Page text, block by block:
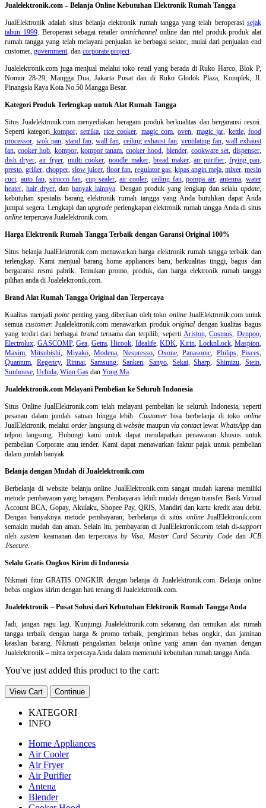
Jualelektronik.com – Belanja Online Kebutuhan Elektronik Rumah Tangga
JualElektronik adalah situs belanja elektronik rumah tanggayang telah beroperasisejak
tahun 1999. Beroperasi sebagai retaileromnichannel online dan ritel produk-produk alat
rumah tangga yang telah melayani penjualan ke berbagai sektor, mulai dari penjualan end
customer, government, dan corporate project.
Jualelektronik.com juga menjual melalui toko retail yang berada di Ruko Harco, Blok P,
Nomor 28-29, Mangga Dua, Jakarta Pusat dan di Ruko Glodok Plaza, Komplek, Jl.
Pinangsia Raya Kota No.50 Mangga Besar.
Kategori Produk Terlengkap untuk Alat Rumah Tangga
Situs Jualelektronik.com menyediakan beragam produk berkualitas dan bergaransi resmi.
Seperti kategori kompor,setrika, rice cooker, magic com,oven, magic jar, kettle,food
processor,wok pan,stand fan,wall fan, ceiling exhaust fan, ventilating fan, wall exhaust
fan,cooker hob, kompor, kompor tanam,cooker hood, blender, cookware set,dispenser,
dish dryer,air fryer,multi cooker,noodle maker, bread maker, air purifier, frying pan,
presto,griller,chopper,slow juicer,floor fan, regulator gas, kipas angin meja, mixer,mesin
cuci, auto fan, sirocco fan,cup sealer,air cooler, ceiling fan,pompa air,antenna,water
heater, hair dryer, dan banyak lainnya. Dengan produk yang lengkap dan selalu update,
kebutuhan spesialis barang elektronik rumah tangga yang Anda butuhkan dapat Anda
jumpai segera. Lengkapi danupgrade perlengkapan elektronik rumah tangga Anda di situs
online terpercaya Jualelektronik.com.
Harga Elektronik Rumah Tangga Terbaik dengan Garansi Original 100%
Situs belanjaJualElektronik.com menawarkan harga elektronik rumah tangga terbaik dan
terlengkap. Kami menjual barang home appliances baru, berkualitas tinggi, bagus dan
bergaransi resmi pabrik. Temukan promo, produk, dan harga elektronik rumah tangga
pilihan anda di Jualelektronik.com.
Brand Alat Rumah Tangga Original dan Terpercaya
Kualitas menjadipointpenting yang diberikan oleh toko onlineJualElektronik.com untuk
semua customer. Jualelektronik.com menawarkan produkoriginal dengan kualitas bagus
yang terdiri dari berbagai brandternama dan terpilih, seperti Ariston,Cosmos,Denpoo,
Electrolux, GASCOMP,Gea, Getra,Hicook, Idealife,KDK, Kirin, LocknLock,Maspion,
Maxim,Mitsubishi, Miyako,Modena, Nespresso, Oxone,Panasonic, Philips, Pisces,
Quantum, Regency, Rinnai,Samsung,Sanken, Sanyo, Sekai,Sharp,Shimizu,Stein,
Sunhouse, Uchida, Winn Gas dan Yong Ma.
Jualelektronik.com Melayani Pembelian ke Seluruh Indonesia
Situs Online JualElektronik.com telah melayani pembelian ke seluruh Indonesia, seperti
pesanan dalam jumlah satuan hingga lebih. Customerbisa berbelanja di tokoonline
JualElektronik, melalui orderlangsung diwebsite maupun via contactlewat WhatsAppdan
telpon langsung. Hubungi kami untuk dapat mendapatkan penawaran khusus untuk
pembelian Corporate atau tender. Kami dapat menawarkan faktur pajak untuk pembelian
dalam jumlah banyak
Belanja dengan Mudah di Jualelektronik.com
Berbelanja diwebsite belanja online JualElektronik.com sangat mudah karena memiliki
metode pembayaran yang beragam. Pembayaran lebih mudah dengan transfer Bank Virtual
Account BCA, Gopay, Akulaku, Shopee Pay, QRIS, Mandiri dan kartu kredit atau debit.
Dengan banyaknya metode pembayaran, berbelanja di situs onlineJualElektronik.com
semakin mudah dan aman. Selain itu, pembayaran di JualElektronik.com telah di-support
olehsystem keamanan dan terpercayaby Visa, Master Card Security Codedan JCB
J/secure.
Selalu Gratis Ongkos Kirim di Indonesia
Nikmati fitur GRATIS ONGKIR dengan belanja di Jualelektronik.com. Belanja online
bebas ongkos kirim dengan hati tenang di Jualelektronik.com.
Jualelektronik – Pusat Solusi dari Kebutuhan Elektronik Rumah Tangga Anda
Jadi, jangan ragu lagi. Kunjungi Jualelektronik.com sekarang dan temukan alat rumah
tangga terbaik dengan harga & promo terbaik, pengiriman bebas ongkir, dan jaminan
keaslian barang. Nikmati pengalaman belanja online yang aman dan nyaman dengan
Jualelektronik – mitra terpercaya Anda dalam memenuhi kebutuhan rumah tangga Anda.
You've just added this product to the cart:
View Cart Continue
KATEGORI
INFO
Home Appliances
Air Cooler
Air Fryer
Air Purifier
Antena
Blender